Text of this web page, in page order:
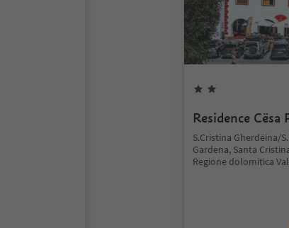
Residence Cësa
S.Cristina Gherdëina/
Gardena, Santa
Regione dolomitica